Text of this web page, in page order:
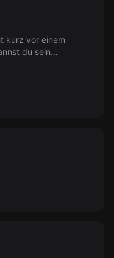
kurz vor einem
du sein